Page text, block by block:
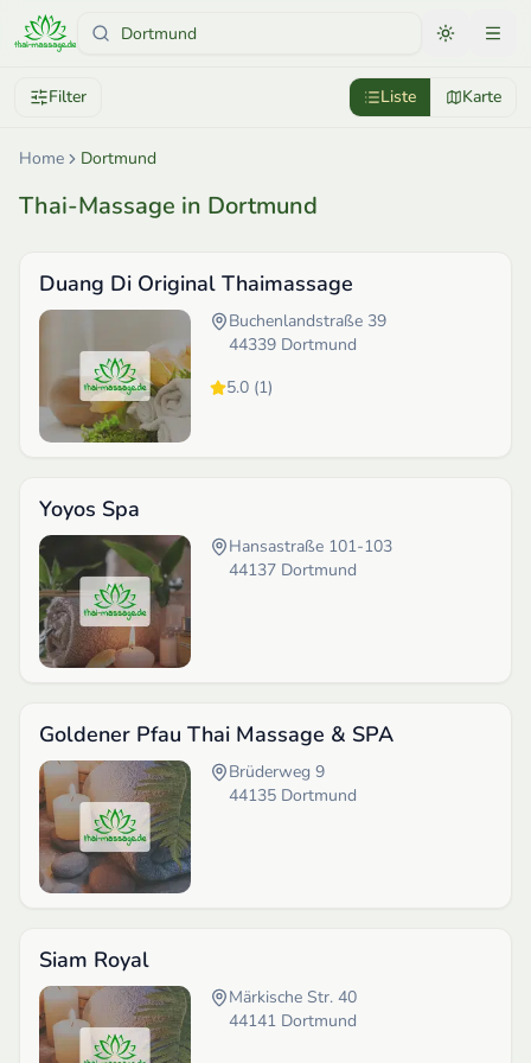
Filter Liste Karte
Home Dortmund
Thai-Massage in Dortmund
Duang Di Original Thaimassage
Buchenlandstraße 39
44339 Dortmund
5.0 (1)
Yoyos Spa
Hansastraße 101-103
44137 Dortmund
Goldener Pfau Thai Massage & SPA
Brüderweg 9
44135 Dortmund
Siam Royal
Märkische Str. 40
44141 Dortmund